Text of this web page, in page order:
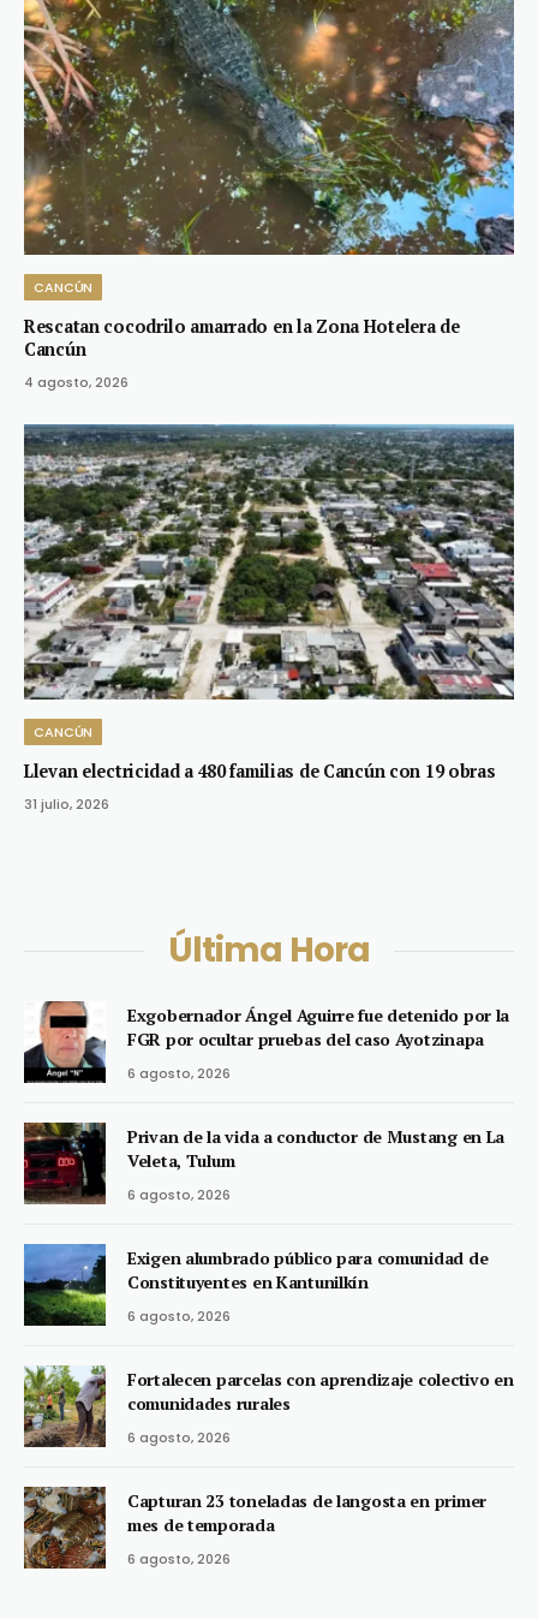
CANCÚN
Rescatan cocodrilo amarrado en la Zona Hotelera de
Cancún
4 agosto, 2026
CANCÚN
Llevan electricidad a 480 familias de Cancún con 19 obras
31 julio, 2026
Última Hora
Exgobernador Ángel Aguirre fue detenido por la
FGR por ocultar pruebas del caso Ayotzinapa
6 agosto, 2026
Privan de la vida a conductor de Mustang en La
Veleta, Tulum
6 agosto, 2026
Exigen alumbrado público para comunidad de
Constituyentes en Kantunilkín
6 agosto, 2026
Fortalecen parcelas con aprendizaje colectivo en
comunidades rurales
6 agosto, 2026
Capturan 23 toneladas de langosta en primer
mes de temporada
6 agosto, 2026